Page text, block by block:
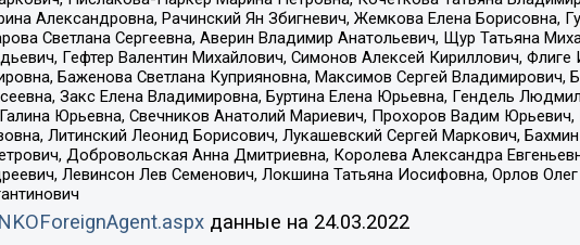
Александровна, Рачинский Ян Збигневич, Жемкова Елена
Светлана Сергеевна, Аверин Владимир Анатольевич, Щур Татьяна
Гефтер Валентин Михайлович, Симонов Алексей Кириллович,
Баженова Светлана Куприяновна, Максимов Сергей Владимирович,
Закс Елена Владимировна, Буртина Елена Юрьевна, Гендель
Юрьевна, Свечников Анатолий Мариевич, Прохоров Вадим
Литинский Леонид Борисович, Лукашевский Сергей Маркович,
Добровольская Анна Дмитриевна, Королева Александра
Левинсон Лев Семенович, Локшина Татьяна Иосифовна, Орлов
данные на 24.03.2022